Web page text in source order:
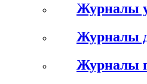
Журналы
Журналы
Журналы